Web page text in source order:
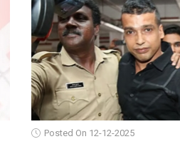
Posted On 12-12-2025